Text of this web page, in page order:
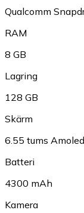
Qualcomm
RAM
8 GB
Lagring
128 GB
Skärm
6.55 tums
Batteri
4300 mAh
Kamera